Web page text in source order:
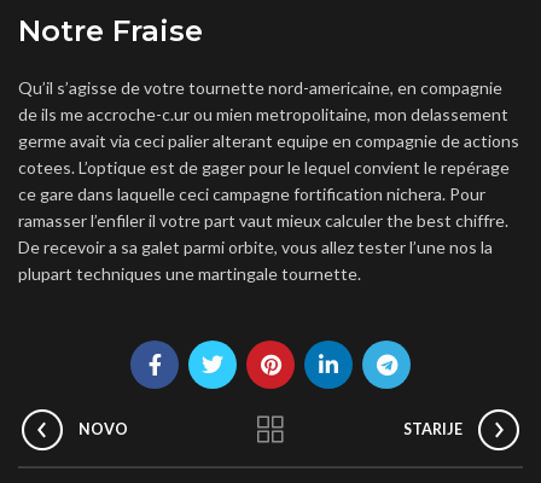
Notre Fraise
Qu’il s’agisse de votre tournette nord-americaine, en compagnie
de ils me accroche-c.ur ou mien metropolitaine, mon delassement
germe avait via ceci palier alterant equipe en compagnie de actions
cotees. L’optique est de gager pour le lequel convient le repérage
ce gare dans laquelle ceci campagne fortification nichera. Pour
ramasser l’enfiler il votre part vaut mieux calculer the best chiffre.
De recevoir a sa galet parmi orbite, vous allez tester l’une nos la
plupart techniques une martingale tournette.
NOVO STARIJE